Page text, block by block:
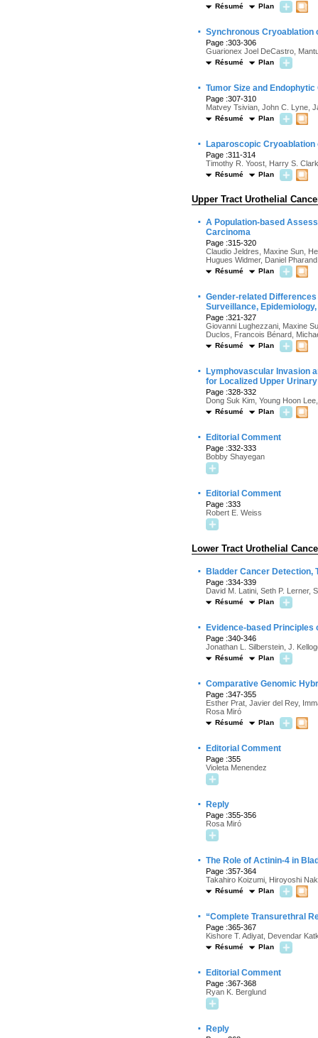
Résumé Plan
· Synchronous Cryoablation
Page :303-306
Guarionex Joel DeCastro,
Résumé Plan
· Tumor Size and
Page :307-310
Matvey Tsivian, John C. Lyne,
Résumé Plan
· Laparoscopic
Page :311-314
Timothy R. Yoost, Harry S.
Résumé Plan
Upper Tract Urothelial
· A Population-based
Carcinoma
Page :315-320
Claudio Jeldres, Maxine Sun,
Hugues Widmer, Daniel
Résumé Plan
· Gender-related
Surveillance,
Page :321-327
Giovanni Lughezzani, Maxine
Duclos, Francois Bénard,
Résumé Plan
·
Lymphovascular Invasion
for Localized Upper
Page :328-332
Dong Suk Kim, Young Hoon
Résumé Plan
· Editorial Comment
Page :332-333
Bobby Shayegan
· Editorial Comment
Page :333
Robert E. Weiss
Lower Tract Urothelial
· Bladder Cancer Detection,
Page :334-339
David M. Latini, Seth P. Lerner,
Résumé Plan
· Evidence-based Principles
Page :340-346
Jonathan L. Silberstein, J.
Résumé Plan
· Comparative Genomic
Page :347-355
Esther Prat, Javier del Rey,
Rosa Miró
Résumé Plan
· Editorial Comment
Page :355
Violeta Menendez
· Reply
Page :355-356
Rosa Miró
· The Role of Actinin-4 in
Page :357-364
Takahiro Koizumi, Hiroyoshi
Résumé Plan
· “Complete Transurethral
Page :365-367
Kishore T. Adiyat, Devendar
Résumé Plan
· Editorial Comment
Page :367-368
Ryan K. Berglund
· Reply